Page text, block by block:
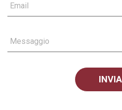
Email
Messaggio